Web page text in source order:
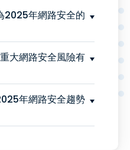
2025年網路安全的
大網路安全風險有
年網路安全趨勢